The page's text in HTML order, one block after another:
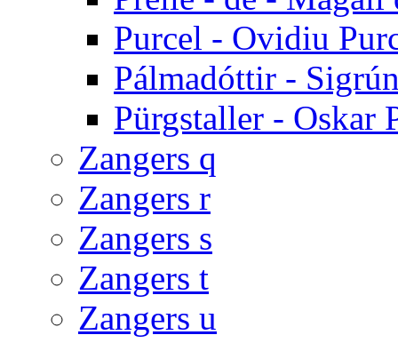
Purcel - Ovidiu
Pálmadóttir -
Pürgstaller - Oskar
Zangers q
Zangers r
Zangers s
Zangers t
Zangers u